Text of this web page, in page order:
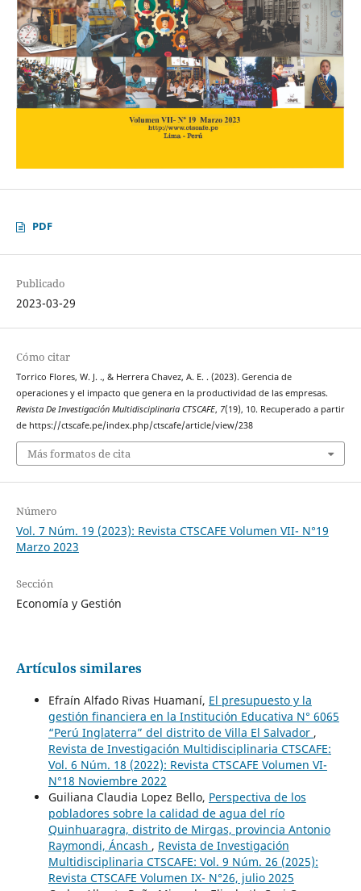
PDF
Publicado
2023-03-29
Cómo citar
Torrico Flores, W. J. ., & Herrera Chavez, A. E. . (2023). Gerencia de
operaciones y el impacto que genera en la productividad de las empresas.
Revista De Investigación Multidisciplinaria CTSCAFE, 7(19), 10. Recuperado a partir
de https://ctscafe.pe/index.php/ctscafe/article/view/238
Más formatos de cita
Número
Vol. 7 Núm. 19 (2023): Revista CTSCAFE Volumen VII- N°19
Marzo 2023
Sección
Economía y Gestión
Artículos similares
Efraín Alfado Rivas Huamaní, El presupuesto y la
gestión financiera en la Institución Educativa N° 6065
“Perú Inglaterra” del distrito de Villa El Salvador ,
Revista de Investigación Multidisciplinaria CTSCAFE:
Vol. 6 Núm. 18 (2022): Revista CTSCAFE Volumen VI-
N°18 Noviembre 2022
Guiliana Claudia Lopez Bello, Perspectiva de los
pobladores sobre la calidad de agua del río
Quinhuaragra, distrito de Mirgas, provincia Antonio
Raymondi, Áncash , Revista de Investigación
Multidisciplinaria CTSCAFE: Vol. 9 Núm. 26 (2025):
Revista CTSCAFE Volumen IX- N°26, julio 2025